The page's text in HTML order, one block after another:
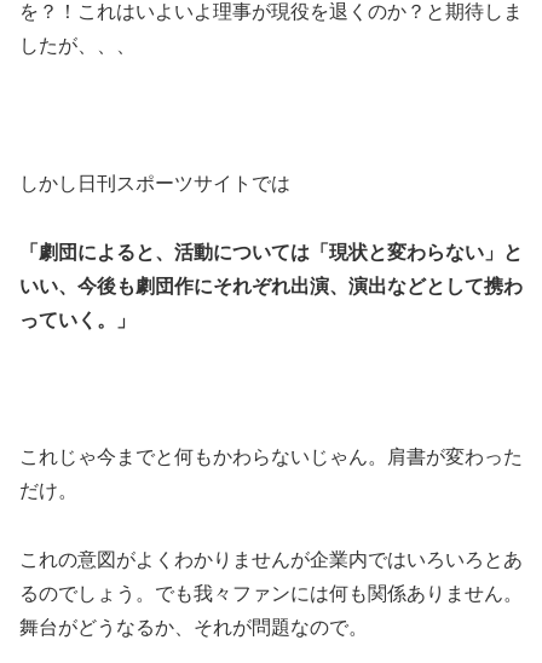
を？！これはいよいよ理事が現役を退くのか？と期待しま
したが、、、
しかし日刊スポーツサイトでは
「劇団によると、活動については「現状と変わらない」と
いい、今後も劇団作にそれぞれ出演、演出などとして携わ
っていく。」
これじゃ今までと何もかわらないじゃん。肩書が変わった
だけ。
これの意図がよくわかりませんが企業内ではいろいろとあ
るのでしょう。でも我々ファンには何も関係ありません。
舞台がどうなるか、それが問題なので。